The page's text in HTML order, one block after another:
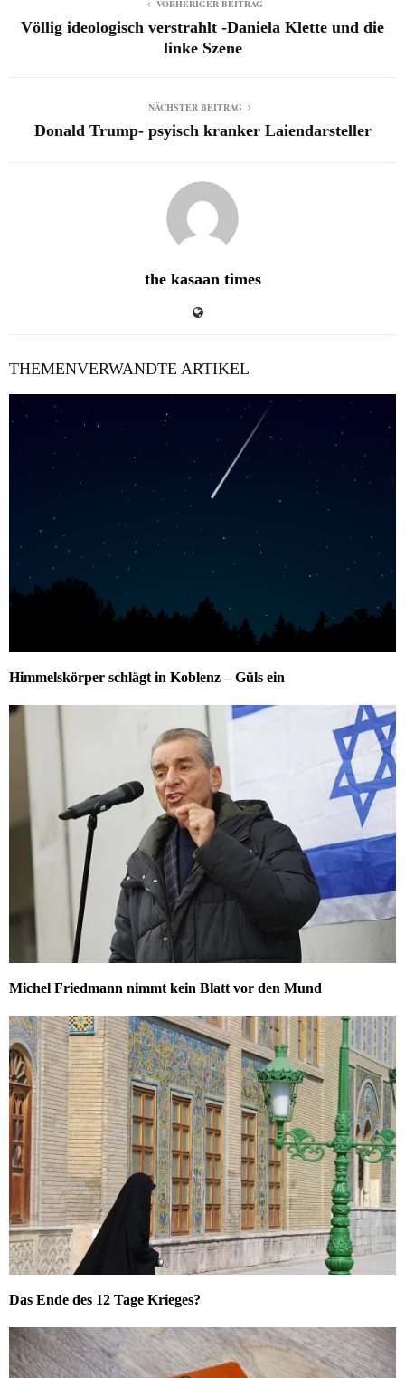
VORHERIGER BEITRAG
Völlig ideologisch verstrahlt -Daniela Klette und die
linke Szene
NÄCHSTER BEITRAG
Donald Trump- psyisch kranker Laiendarsteller
the kasaan times
THEMENVERWANDTE ARTIKEL
Himmelskörper schlägt in Koblenz – Güls ein
Michel Friedmann nimmt kein Blatt vor den Mund
Das Ende des 12 Tage Krieges?